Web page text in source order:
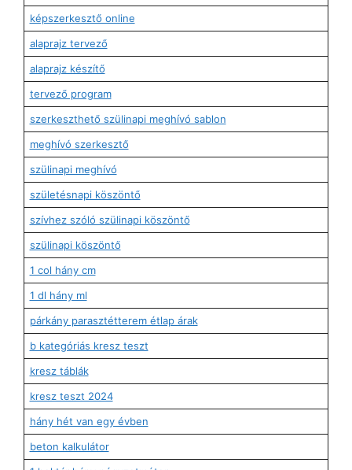
képszerkesztő online
alaprajz tervező
alaprajz készítő
tervező program
szerkeszthető szülinapi meghívó sablon
meghívó szerkesztő
szülinapi meghívó
születésnapi köszöntő
szívhez szóló szülinapi köszöntő
szülinapi köszöntő
1 col hány cm
1 dl hány ml
párkány parasztétterem étlap árak
b kategóriás kresz teszt
kresz táblák
kresz teszt 2024
hány hét van egy évben
beton kalkulátor